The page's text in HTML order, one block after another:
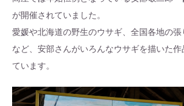
が開催されていました。
愛媛や北海道の野生のウサギ、全国各地の
など、安部さんがいろんなウサギを描いた
ています。